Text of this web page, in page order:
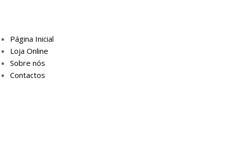
Página Inicial
Loja Online
Sobre nós
Contactos